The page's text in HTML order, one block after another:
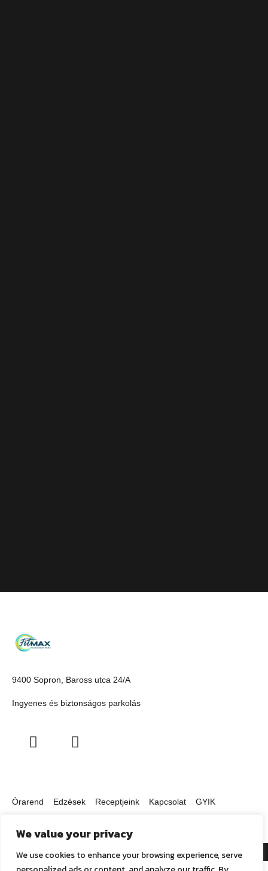
We value your privacy
We use cookies to enhance your browsing experience, serve
9400 Sopron, Baross utca 24/A
Ingyenes és biztonságos parkolás
Órarend Edzések Receptjeink Kapcsolat GYIK
Általános adatkezelési tájékoztató